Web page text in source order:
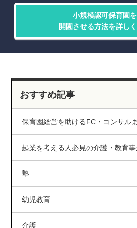
小規模認可保育園を
開園させる方法を詳し
おすすめ記事
保育園経営を助けるFC・コンサル
起業を考える人必見の介護・教育事
塾
幼児教育
介護